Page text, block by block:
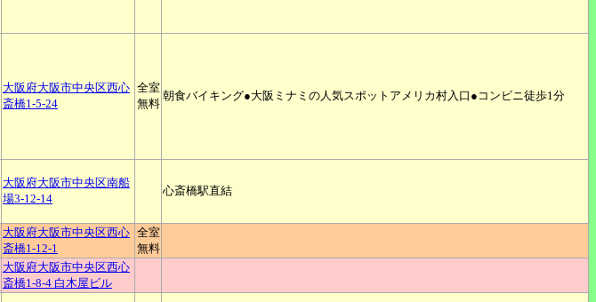
大阪府大阪市中央区西心
斎橋1-5-24
全室
無料
朝食バイキング●大阪ミナミの人気スポットアメリカ村入口●コンビニ徒歩1分
大阪府大阪市中央区南船
場3-12-14
心斎橋駅直結
大阪府大阪市中央区西心
斎橋1-12-1
全室
無料
大阪府大阪市中央区西心
斎橋1-8-4 白木屋ビル